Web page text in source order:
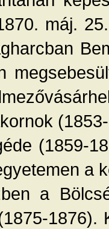
máj.
(1859-
a
a
1876).